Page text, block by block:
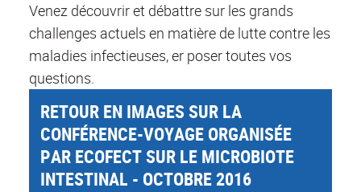
Venez découvrir et débattre sur les grands
challenges actuels en matière de lutte contre les
maladies infectieuses, er poser toutes vos
questions.
RETOUR EN IMAGES SUR LA
CONFÉRENCE-VOYAGE ORGANISÉE
PAR ECOFECT SUR LE MICROBIOTE
INTESTINAL - OCTOBRE 2016